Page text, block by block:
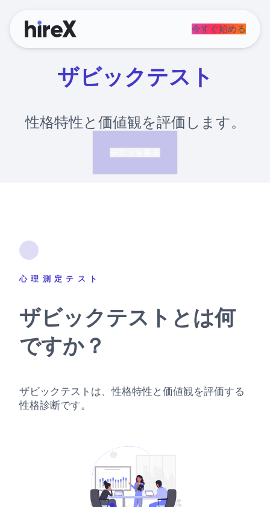
今すぐ始める
ザビックテスト
性格特性と価値観を評価します。
心理測定テスト
ザビックテストとは何
ですか？
ザビックテストは、性格特性と価値観を評価する
性格診断です。